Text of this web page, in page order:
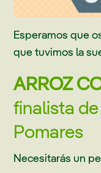
Esperamos que
que tuvimos la
ARROZ
finalista
Pomares
Necesitarás un